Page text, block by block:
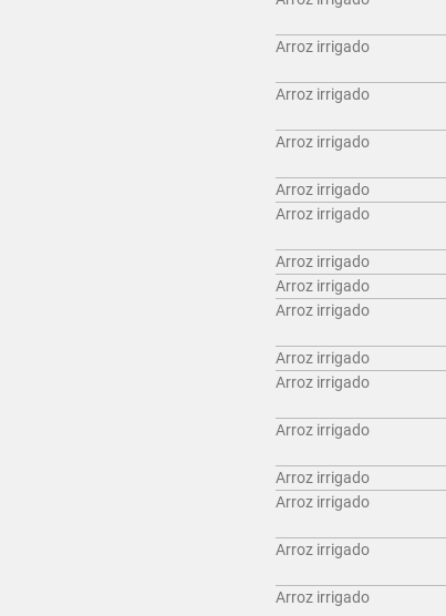
Arroz irrigado
Arroz irrigado
Arroz irrigado
Arroz irrigado
Arroz irrigado
Arroz irrigado
Arroz irrigado
Arroz irrigado
Arroz irrigado
Arroz irrigado
Arroz irrigado
Arroz irrigado
Arroz irrigado
Arroz irrigado
Arroz irrigado